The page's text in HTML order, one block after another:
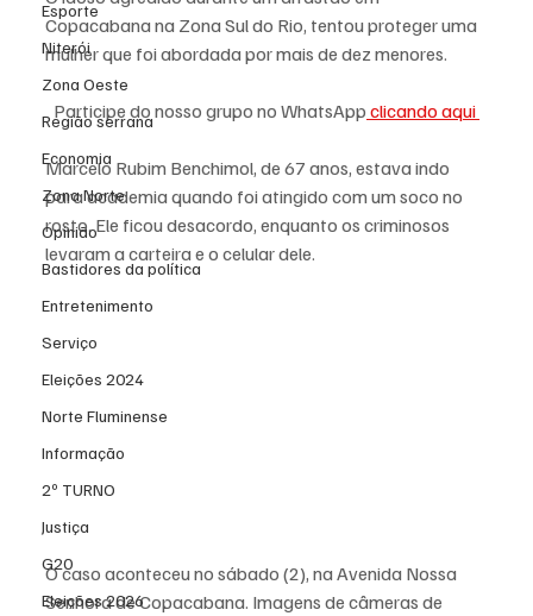
Esporte
Niterói
Zona Oeste
Região serrana
Economia
Zona Norte
Opinião
Bastidores da política
Entretenimento
Serviço
Eleições 2024
Norte Fluminense
Informação
2º TURNO
Justiça
G20
Eleições 2026
Copacabana na Zona Sul do Rio, tentou proteger uma
mulher que foi abordada por mais de dez menores.
Participe do nosso grupo no WhatsApp clicando aqui
Marcelo Rubim Benchimol, de 67 anos, estava indo
para academia quando foi atingido com um soco no
rosto. Ele ficou desacordo, enquanto os criminosos
levaram a carteira e o celular dele.
O caso aconteceu no sábado (2), na Avenida Nossa
Senhora de Copacabana. Imagens de câmeras de